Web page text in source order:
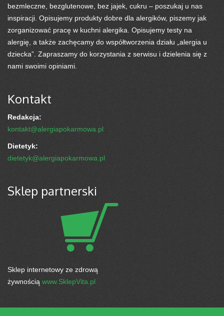
bezmleczne, bezglutenowe, bez jajek, cukru – poszukaj u nas
inspiracji. Opisujemy produkty dobre dla alergików, piszemy jak
zorganizować pracę w kuchni alergika. Opisujemy testy na
alergię, a także zachęcamy do współtworzenia działu „alergia u
dziecka”. Zapraszamy do korzystania z serwisu i dzielenia się z
nami swoimi opiniami.
Kontakt
Redakcja:
kontakt@alergiapokarmowa.pl
Dietetyk:
dietetyk@alergiapokarmowa.pl
Sklep partnerski
Sklep internetowy ze zdrową
żywnością www.SklepVita.pl